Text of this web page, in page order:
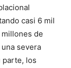
casi 6 mil
de
severa
parte, los